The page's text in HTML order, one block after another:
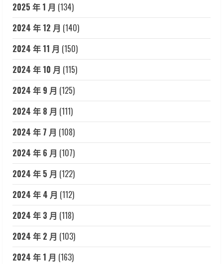
2025 年 1 月 (134)
2024 年 12 月 (140)
2024 年 11 月 (150)
2024 年 10 月 (115)
2024 年 9 月 (125)
2024 年 8 月 (111)
2024 年 7 月 (108)
2024 年 6 月 (107)
2024 年 5 月 (122)
2024 年 4 月 (112)
2024 年 3 月 (118)
2024 年 2 月 (103)
2024 年 1 月 (163)